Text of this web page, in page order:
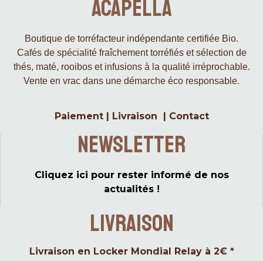
Acapella
Boutique de torréfacteur indépendante certifiée Bio.
Cafés de spécialité fraîchement torréfiés et sélection de
thés, maté, rooibos et infusions à la qualité irréprochable.
Vente en vrac dans une démarche éco responsable.
Paiement Livraison Contact
Newsletter
Cliquez ici pour rester informé de nos
actualités !
LIVRAISON
Livraison en Locker Mondial Relay à 2€ *